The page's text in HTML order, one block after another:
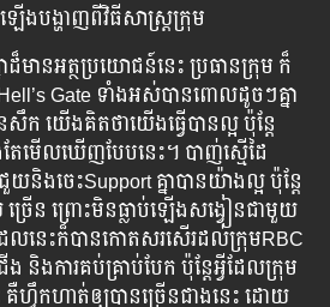
ង​បង្ហាញ​ពី​វិធីសាស្ត្រក្រុម
ដ៏​មាន​អត្ថប្រយោជន៍​នេះ ប្រធាន​ក្រុម ក៏​
Gate ទាំង​អស់​បាន​ពោល​ដូចៗ​គ្នា​
ក​ យើង​គិត​ថា​យើង​ធ្វើ​បាន​ល្អ ប៉ុន្តែ​
តែ​មើល​ឃើញ​បែប​នេះ។ បាញ់​ស្មើ​ដៃ
និង​ចេះ​Support គ្នា​បាន​យ៉ាង​ល្អ ប៉ុន្តែ​
ើន ព្រោះ​មិន​ធ្លាប់​ឡើង​សង្វៀន​ជាមួយ​
ល​នេះ​ក៏​បាន​កោត​សរសើរ​ដល់​ក្រុម​RBC
និង​ការ​គប់​គ្រាប់​បែក ប៉ុន្តែ​អ្វី​ដែល​ក្រុម​
គឺ​ហ្វឹកហាត់​ឲ្យ​បាន​ច្រើន​ជាង​នេះ ដោយ​